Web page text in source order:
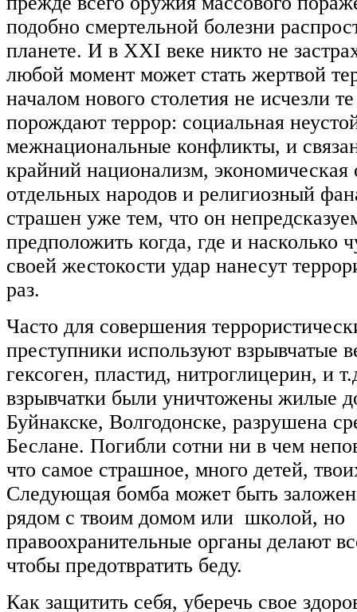
подобно смертельной болезни
планете. И в XXI веке никто не
любой момент может стать жертвой
началом нового столетия не исчезли
порождают террор: социальная
межнациональные конфликты, и
крайний национализм, экономическая
отдельных народов и религиозный
страшен уже тем, что он
предположить когда, где и насколько
своей жестокости удар нанесут
раз.
Часто для совершения
преступники используют взрывчатые
гексоген, пластид, нитроглицерин, и
взрывчатки были уничтожены жилые
Буйнакске, Волгодонске, разрушена
Беслане. Погибли сотни ни в чем
что самое страшное, много детей,
Следующая бомба может быть
рядом с твоим домом или школой, но
правоохранительные органы делают
чтобы предотвратить беду.
Как защитить себя, уберечь свое